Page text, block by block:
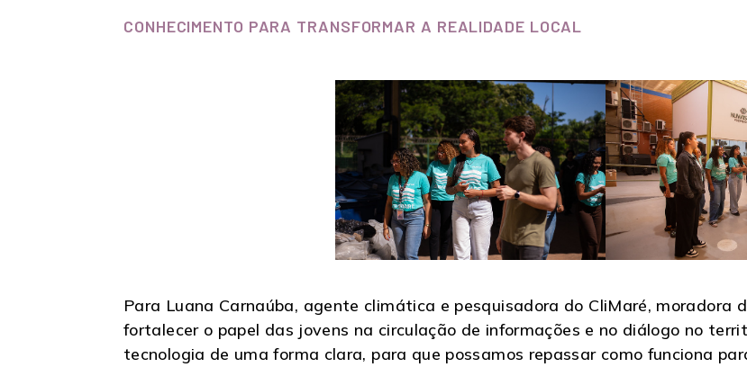
CONHECIMENTO PARA TRANSFORMAR A REALIDADE LOCAL
Para Luana Carnaúba, agente climática e pesquisadora do CliMaré,
fortalecer o papel das jovens na circulação de informações e no diálogo no
tecnologia de uma forma clara, para que possamos repassar como funciona